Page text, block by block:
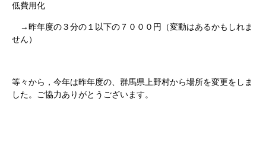
低費用化
→昨年度の３分の１以下の７０００円（変動はあるかもしれま
せん）
等々から，今年は昨年度の、群馬県上野村から場所を変更をしま
した。ご協力ありがとうございます。